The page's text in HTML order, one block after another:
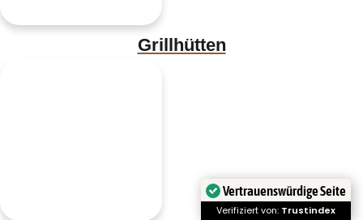
Grillhütten
Vertrauenswürdige Seite
Verifiziert von: Trustindex